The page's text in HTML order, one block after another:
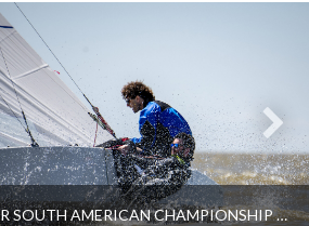
STAR SOUTH AMERICAN CHAMPIONSHIP 2026